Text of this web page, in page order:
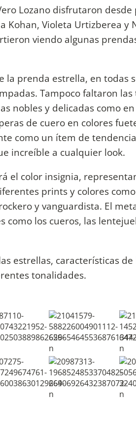
Lozano disfrutaron
Kohan, Violeta Urtizberea y
viendo algunas
la prenda estrella, en todas
Tampoco faltaron las
nobles y delicadas como
de cuero en colores
como un ítem de
increíble a cualquier look.
el color insignia,
prints y colores
y vanguardista. El
los cueros, las
estrellas, características de
tonalidades.